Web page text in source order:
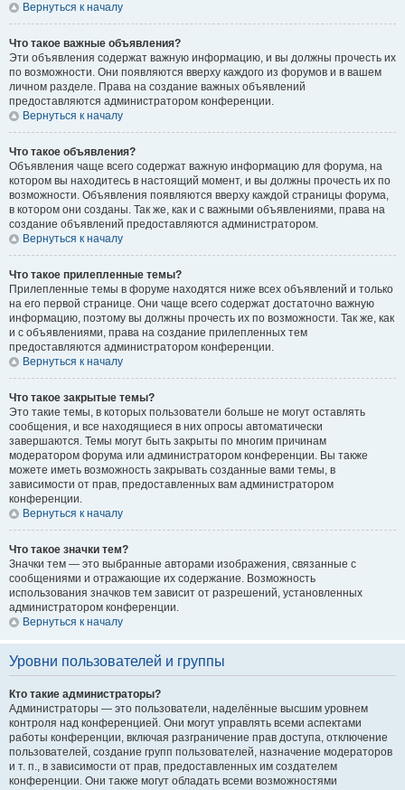
Вернуться к началу
Что такое важные объявления?
Эти объявления содержат важную информацию, и вы должны прочесть их
по возможности. Они появляются вверху каждого из форумов и в вашем
личном разделе. Права на создание важных объявлений
предоставляются администратором конференции.
Вернуться к началу
Что такое объявления?
Объявления чаще всего содержат важную информацию для форума, на
котором вы находитесь в настоящий момент, и вы должны прочесть их по
возможности. Объявления появляются вверху каждой страницы форума,
в котором они созданы. Так же, как и с важными объявлениями, права на
создание объявлений предоставляются администратором.
Вернуться к началу
Что такое прилепленные темы?
Прилепленные темы в форуме находятся ниже всех объявлений и только
на его первой странице. Они чаще всего содержат достаточно важную
информацию, поэтому вы должны прочесть их по возможности. Так же, как
и с объявлениями, права на создание прилепленных тем
предоставляются администратором конференции.
Вернуться к началу
Что такое закрытые темы?
Это такие темы, в которых пользователи больше не могут оставлять
сообщения, и все находящиеся в них опросы автоматически
завершаются. Темы могут быть закрыты по многим причинам
модератором форума или администратором конференции. Вы также
можете иметь возможность закрывать созданные вами темы, в
зависимости от прав, предоставленных вам администратором
конференции.
Вернуться к началу
Что такое значки тем?
Значки тем — это выбранные авторами изображения, связанные с
сообщениями и отражающие их содержание. Возможность
использования значков тем зависит от разрешений, установленных
администратором конференции.
Вернуться к началу
Уровни пользователей и группы
Кто такие администраторы?
Администраторы — это пользователи, наделённые высшим уровнем
контроля над конференцией. Они могут управлять всеми аспектами
работы конференции, включая разграничение прав доступа, отключение
пользователей, создание групп пользователей, назначение модераторов
и т. п., в зависимости от прав, предоставленных им создателем
конференции. Они также могут обладать всеми возможностями